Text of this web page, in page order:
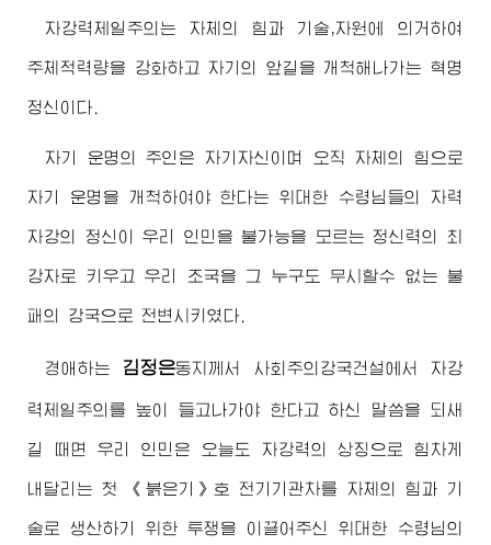
자강력제일주의는 자체의 힘과 기술,자원에 의거하여
주체적력량을 강화하고 자기의 앞길을 개척해나가는 혁명
정신이다.
자기 운명의 주인은 자기자신이며 오직 자체의 힘으로
자기 운명을 개척하여야 한다는위대한 수령님들의 자력
자강의 정신이 우리 인민을 불가능을 모르는 정신력의 최
강자로 키우고 우리 조국을 그 누구도 무시할수 없는 불
패의 강국으로 전변시키였다.
경애하는 김정은동지 께서 사회주의강국건설에서 자강
력제일주의를 높이 들고나가야 한다고 하신 말씀을 되새
길 때면 우리 인민은 오늘도 자강력의 상징으로 힘차게
내달리는 첫 《붉은기》호 전기기관차를 자체의 힘과 기
술로 생산하기 위한 투쟁을 이끌어주신위대한 수령님의